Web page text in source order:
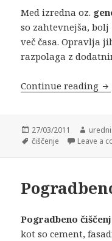
Med izredna oz.
so zahtevnejša,
več časa. Opravlja
razpolaga z
Continue reading
Posted
on
27/03/2011
Tags
čiščenje Leave a
Pogradbeno
kot so cement,